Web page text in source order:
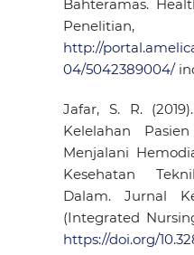
Bahteramas.
Penelitian,
http://
04/5042389004/
Jafar, S. R.
Kelelahan
Menjalani
Kesehatan
Dalam. Jurnal
(Integrated
https://doi.org/